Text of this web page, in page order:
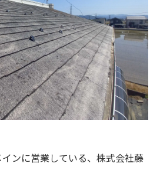
ンに営業している、株式会社藤